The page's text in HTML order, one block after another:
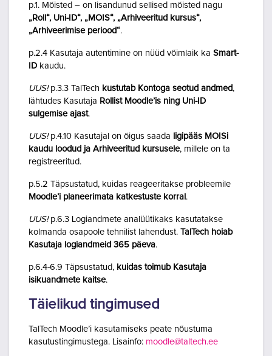
p.1. Mõisted – on lisandunud sellised mõisted nagu
„Roll“, Uni-ID“, „MOIS“, „Arhiveeritud kursus“,
„Arhiveerimise periood“.
p.2.4 Kasutaja autentimine on nüüd võimlaik ka Smart-
ID kaudu.
UUS!p.3.3 TalTech kustutab Kontoga seotud andmed,
lähtudes Kasutaja Rollist Moodle’is ning Uni-ID
sulgemise ajast.
UUS!p.4.10 Kasutajal on õigus saada ligipääs MOISi
kaudu loodud ja Arhiveeritud kursusele, millele on ta
registreeritud.
p.5.2 Täpsustatud, kuidas reageeritakse probleemile
Moodle’i planeerimata katkestuste korral .
UUS!p.6.3 Logiandmete analüütikaks kasutatakse
kolmanda osapoole tehnilist lahendust. TalTech hoiab
Kasutaja logiandmeid 365 päeva.
p.6.4-6.9 Täpsustatud, kuidas toimub Kasutaja
isikuandmete kaitse.
Täielikud tingimused
TalTech Moodle’i kasutamiseks peate nõustuma
kasutustingimustega. Lisainfo: moodle@taltech.ee